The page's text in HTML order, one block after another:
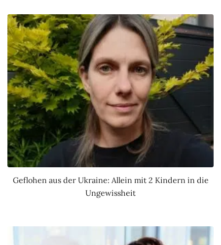
Geflohen aus der Ukraine: Allein mit 2 Kindern in die
Ungewissheit